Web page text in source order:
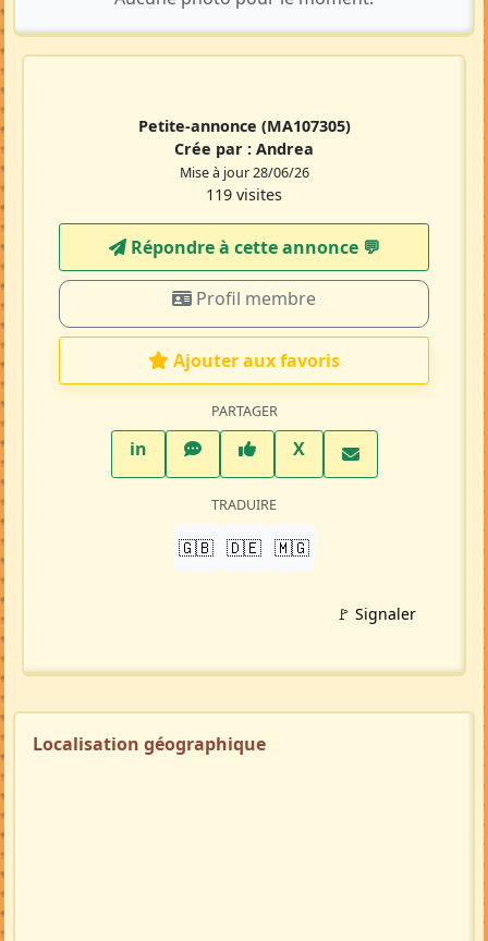
Petite-annonce (MA107305)
Crée par : Andrea
Mise à jour 28/06/26
119 visites
Répondre à cette annonce 💬​
Profil membre
Ajouter aux favoris
PARTAGER
inLinkedInWhatsAppFacebook
XTwitter X
TRADUIRE
🇬🇧 🇩🇪 🇲🇬
🚩 Signaler
Localisation géographique